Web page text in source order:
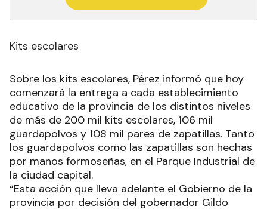
Kits escolares
Sobre los kits escolares, Pérez informó que hoy
comenzará la entrega a cada establecimiento
educativo de la provincia de los distintos niveles
de más de 200 mil kits escolares, 106 mil
guardapolvos y 108 mil pares de zapatillas. Tanto
los guardapolvos como las zapatillas son hechas
por manos formoseñas, en el Parque Industrial de
la ciudad capital.
“Esta acción que lleva adelante el Gobierno de la
provincia por decisión del gobernador Gildo